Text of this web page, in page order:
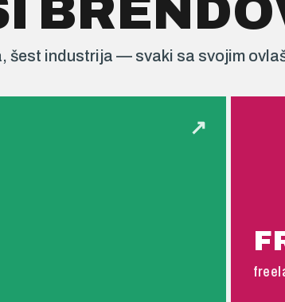
šest industrija — svaki sa svojim
↗